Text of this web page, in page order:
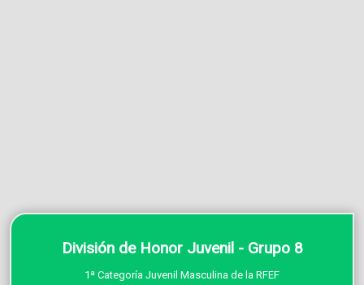
División de Honor Juvenil - Grupo 8
1ª Categoría Juvenil Masculina de la RFEF